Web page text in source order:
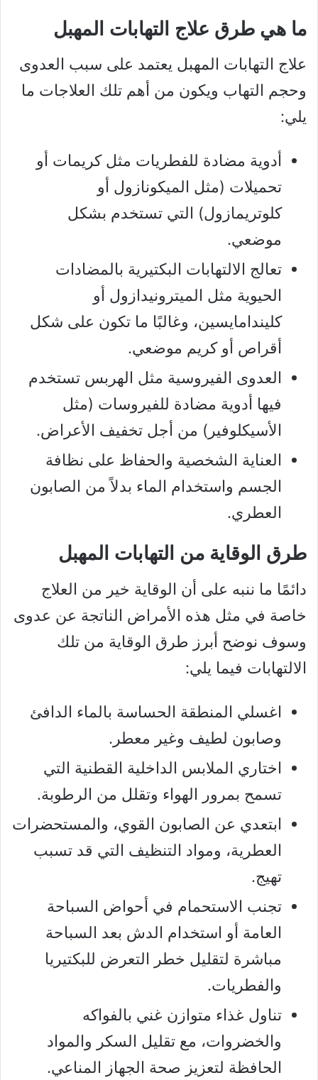
ما هي طرق علاج التهابات المهبل
علاج التهابات المهبل يعتمد على سبب العدوى
وحجم التهاب ويكون من أهم تلك العلاجات ما
يلي:
أدوية مضادة للفطريات مثل كريمات أو
تحميلات (مثل الميكونازول أو
كلوتريمازول) التي تستخدم بشكل
موضعي.
تعالج الالتهابات البكتيرية بالمضادات
الحيوية مثل الميترونيدازول أو
كليندامايسين، وغالبًا ما تكون على شكل
أقراص أو كريم موضعي.
العدوى الفيروسية مثل الهربس تستخدم
فيها أدوية مضادة للفيروسات (مثل
الأسيكلوفير) من أجل تخفيف الأعراض.
العناية الشخصية والحفاظ على نظافة
الجسم واستخدام الماء بدلاً من الصابون
العطري.
طرق الوقاية من التهابات المهبل
دائمًا ما ننبه على أن الوقاية خير من العلاج
خاصة في مثل هذه الأمراض الناتجة عن عدوى
وسوف نوضح أبرز طرق الوقاية من تلك
الالتهابات فيما يلي:
اغسلي المنطقة الحساسة بالماء الدافئ
وصابون لطيف وغير معطر.
اختاري الملابس الداخلية القطنية التي
تسمح بمرور الهواء وتقلل من الرطوبة.
ابتعدي عن الصابون القوي، والمستحضرات
العطرية، ومواد التنظيف التي قد تسبب
تهيج.
تجنب الاستحمام في أحواض السباحة
العامة أو استخدام الدش بعد السباحة
مباشرة لتقليل خطر التعرض للبكتيريا
والفطريات.
تناول غذاء متوازن غني بالفواكه
والخضروات، مع تقليل السكر والمواد
الحافظة لتعزيز صحة الجهاز المناعي.